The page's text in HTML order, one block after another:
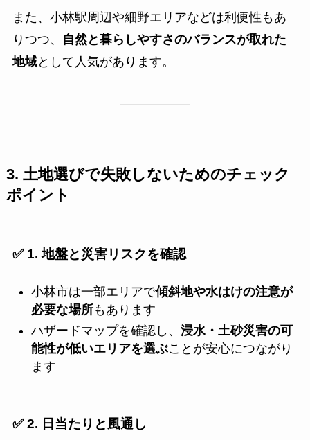
また、小林駅周辺や細野エリアなどは利便性もあ
りつつ、
自然と暮らしやすさのバランスが取れた
地域として人気があります。
3. 土地選びで失敗しないためのチェック
ポイント
✅ 1. 地盤と災害リスクを確認
小林市は一部エリアで傾斜地や水はけの注意が
必要な場所もあります
ハザードマップを確認し、 浸水・土砂災害の可
能性が低いエリアを選ぶことが安心につながり
ます
✅ 2. 日当たりと風通し